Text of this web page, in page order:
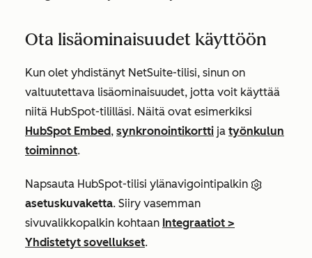
Ota lisäominaisuudet käyttöön
Kun olet yhdistänyt NetSuite-tilisi, sinun on
valtuutettava lisäominaisuudet, jotta voit käyttää
niitä HubSpot-tililläsi. Näitä ovat esimerkiksi
HubSpot Embed, synkronointikortti ja työnkulun
toiminnot.
Napsauta HubSpot-tilisi ylänavigointipalkin
asetuskuvaketta. Siiry vasemman
sivuvalikkopalkin kohtaan Integraatiot >
Yhdistetyt sovellukset.